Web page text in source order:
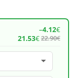
–4.12€
21.53€22.90€